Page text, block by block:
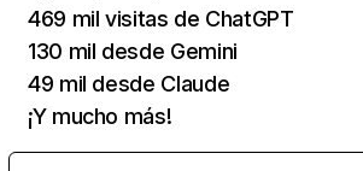
469 mil visitas de ChatGPT
130 mil desde Gemini
49 mil desde Claude
¡Y mucho más!